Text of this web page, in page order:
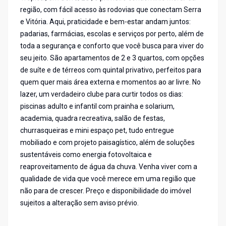
região, com fácil acesso às rodovias que conectam Serra
e Vitória. Aqui, praticidade e bem-estar andam juntos:
padarias, farmácias, escolas e serviços por perto, além de
toda a segurança e conforto que você busca para viver do
seu jeito. São apartamentos de 2 e 3 quartos, com opções
de suíte e de térreos com quintal privativo, perfeitos para
quem quer mais área externa e momentos ao ar livre. No
lazer, um verdadeiro clube para curtir todos os dias:
piscinas adulto e infantil com prainha e solarium,
academia, quadra recreativa, salão de festas,
churrasqueiras e mini espaço pet, tudo entregue
mobiliado e com projeto paisagístico, além de soluções
sustentáveis como energia fotovoltaica e
reaproveitamento de água da chuva. Venha viver com a
qualidade de vida que você merece em uma região que
não para de crescer. Preço e disponibilidade do imóvel
sujeitos a alteração sem aviso prévio.